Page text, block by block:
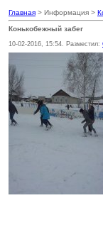
Главная > Информация >
Конькобежный забег
10-02-2016, 15:54. Разместил: